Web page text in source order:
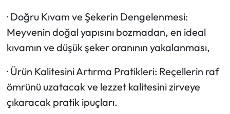
· Doğru Kıvam ve Şekerin Dengelenmesi:
Meyvenin doğal yapısını bozmadan, en ideal
kıvamın ve düşük şeker oranının yakalanması,
· Ürün Kalitesini Artırma Pratikleri: Reçellerin raf
ömrünü uzatacak ve lezzet kalitesini zirveye
çıkaracak pratik ipuçları.